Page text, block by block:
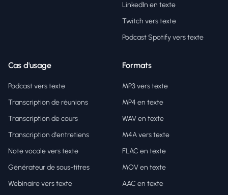
LinkedIn en texte
Twitch vers texte
Podcast Spotify vers texte
Cas d'usage
Podcast vers texte
Transcription de réunions
Transcription de cours
Transcription d'entretiens
Note vocale vers texte
Générateur de sous-titres
Webinaire vers texte
Formats
MP3 vers texte
MP4 en texte
WAV en texte
M4A vers texte
FLAC en texte
MOV en texte
AAC en texte